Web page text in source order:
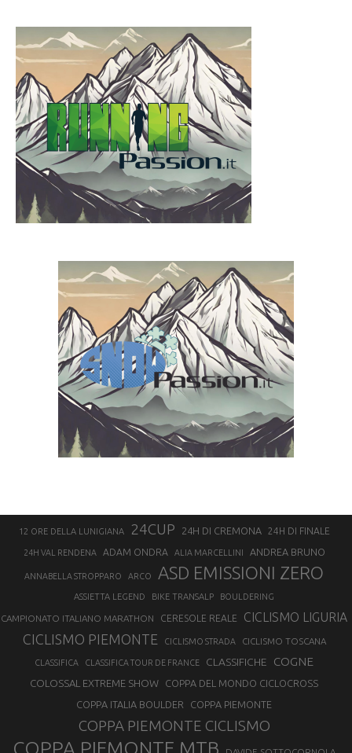
12 ORE DELLA LUNIGIANA 24CUP 24H DI CREMONA 24H DI FINALE
24H VAL RENDENA ADAM ONDRA ALIA MARCELLINI ANDREA BRUNO
ANNABELLA STROPPARO ARCO ASD EMISSIONI ZERO
ASSIETTA LEGEND BIKE TRANSALP BOULDERING
CAMPIONATO ITALIANO MARATHON CERESOLE REALE CICLISMO LIGURIA
CICLISMO PIEMONTE CICLISMO STRADA CICLISMO TOSCANA
CLASSIFICA CLASSIFICA TOUR DE FRANCE CLASSIFICHE COGNE
COLOSSAL EXTREME SHOW
COPPA DEL MONDO CICLOCROSS
COPPA ITALIA BOULDER
COPPA PIEMONTE
COPPA PIEMONTE CICLISMO
COPPA PIEMONTE MTB